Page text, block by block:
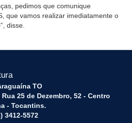
pedimos que comunique
que vamos realizar imediatamente o
disse.
TO
25 de Dezembro, 52 - Centro
- Tocantins.
3412-5572